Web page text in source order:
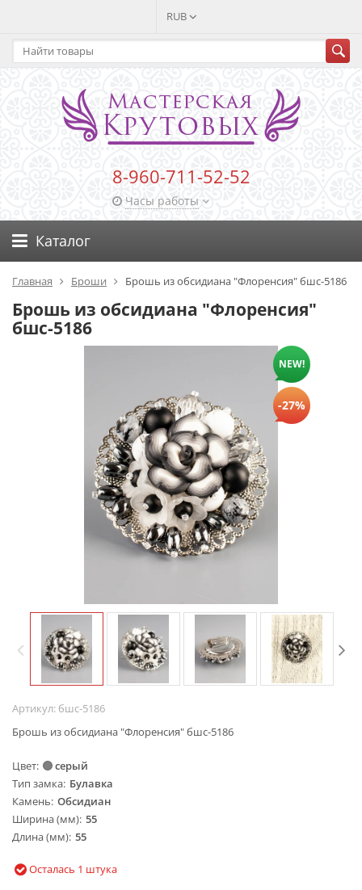
RUB
8-960-711-52-52
Часы работы
Каталог
Главная Броши Брошь из обсидиана "Флоренсия" бшс-5186
Брошь из обсидиана "Флоренсия"
бшс-5186
NEW!
-27%
Артикул: бшс-5186
Брошь из обсидиана "Флоренсия" бшс-5186
Цвет
серый
Тип замка Булавка
Камень Обсидиан
Ширина (мм) 55
Длина (мм) 55
Осталась 1 штука